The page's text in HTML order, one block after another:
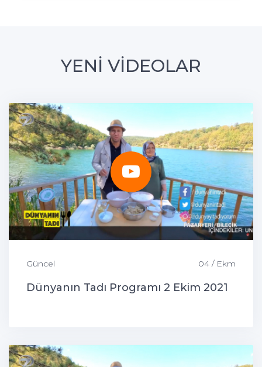
YENİ VİDEOLAR
Güncel 04 / Ekm
Dünyanın Tadı Programı 2 Ekim 2021